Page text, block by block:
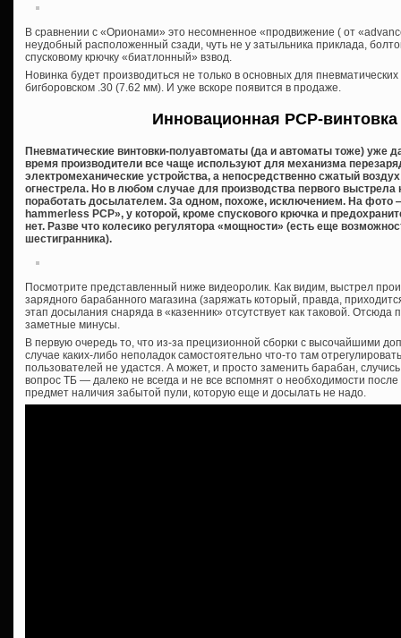
В сравнении с «Орионами» это несомненное «продвижение ( от
неудобный расположенный сзади, чуть не у затыльника приклада,
спусковому крючку «биатлонный» взвод.
Новинка будет производиться не только в основных для
бигборовском .30 (7.62 мм). И уже вскоре появится в продаже.
Инновационная PCP-винтовка
Пневматические винтовки-полуавтоматы (да и автоматы тоже) уже
время производители все чаще используют для механизма
электромеханические устройства, а непосредственно сжатый
огнестрела. Но в любом случае для производства первого выстрела
поработать досылателем. За одном, похоже, исключением. На фото
hammerless PCP», у которой, кроме спускового крючка и
нет. Разве что колесико регулятора «мощности» (есть еще
шестигранника).
Посмотрите представленный ниже видеоролик. Как видим, выстрел
зарядного барабанного магазина (заряжать который, правда,
этап досылания снаряда в «казенник» отсутствует как таковой.
заметные минусы.
В первую очередь то, что из-за прецизионной сборки с высочайшими
случае каких-либо неполадок самостоятельно что-то там
пользователей не удастся. А может, и просто заменить барабан,
вопрос ТБ — далеко не всегда и не все вспомнят о необходимости
предмет наличия забытой пули, которую еще и досылать не надо.